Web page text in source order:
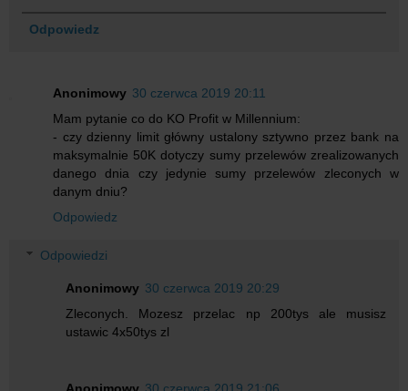
Odpowiedz
Anonimowy 30 czerwca 2019 20:11
Mam pytanie co do KO Profit w Millennium:
- czy dzienny limit główny ustalony sztywno przez bank na
maksymalnie 50K dotyczy sumy przelewów zrealizowanych
danego dnia czy jedynie sumy przelewów zleconych w
danym dniu?
Odpowiedz
Odpowiedzi
Anonimowy 30 czerwca 2019 20:29
Zleconych. Mozesz przelac np 200tys ale musisz
ustawic 4x50tys zl